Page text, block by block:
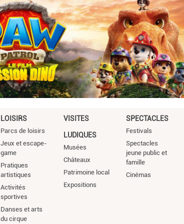
LOISIRS
Parcs de loisirs
Jeux et escape-
game
Pratiques
artistiques
Activités
sportives
Danses et arts
du cirque
VISITES
LUDIQUES
Musées
Châteaux
Patrimoine local
Expositions
SPECTACLES
Festivals
Spectacles
jeune public et
famille
Cinémas